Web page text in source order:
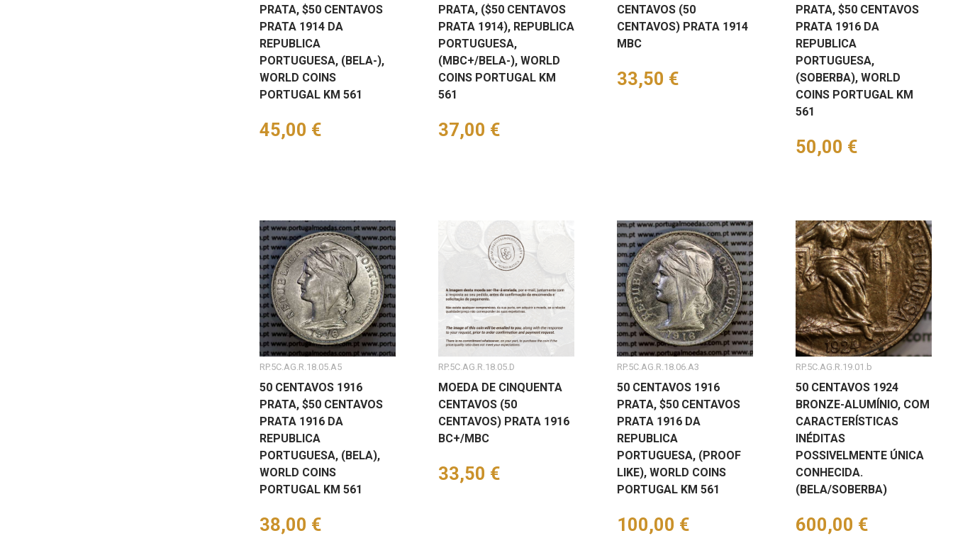
PRATA, $50 CENTAVOS
PRATA 1914 DA
REPUBLICA
PORTUGUESA, (BELA-),
WORLD COINS
PORTUGAL KM 561
Preço
45,00 €
PRATA, ($50 CENTAVOS
PRATA 1914), REPUBLICA
PORTUGUESA,
(MBC+/BELA-), WORLD
COINS PORTUGAL KM
561
Preço
37,00 €
CENTAVOS (50
CENTAVOS) PRATA 1914
MBC
Preço
33,50 €
PRATA, $50 CENTAVOS
PRATA 1916 DA
REPUBLICA
PORTUGUESA,
(SOBERBA), WORLD
COINS PORTUGAL KM
561
Preço
50,00 €
RP.5C.AG.R.18.05.A5
50 CENTAVOS 1916
PRATA, $50 CENTAVOS
PRATA 1916 DA
REPUBLICA
PORTUGUESA, (BELA),
WORLD COINS
PORTUGAL KM 561
Preço
38,00 €
RP.5C.AG.R.18.05.D
MOEDA DE CINQUENTA
CENTAVOS (50
CENTAVOS) PRATA 1916
BC+/MBC
Preço
33,50 €
RP.5C.AG.R.18.06.A3
50 CENTAVOS 1916
PRATA, $50 CENTAVOS
PRATA 1916 DA
REPUBLICA
PORTUGUESA, (PROOF
LIKE), WORLD COINS
PORTUGAL KM 561
Preço
100,00 €
RP.5C.AG.R.19.01.b
50 CENTAVOS 1924
BRONZE-ALUMÍNIO, COM
CARACTERÍSTICAS
INÉDITAS
POSSIVELMENTE ÚNICA
CONHECIDA.
(BELA/SOBERBA)
Preço
600,00 €